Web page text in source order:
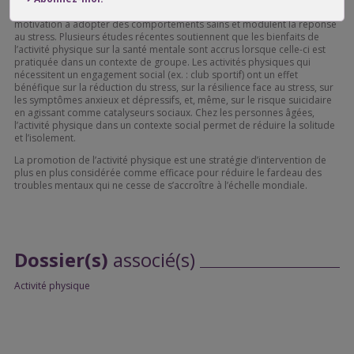
motivation à adopter des comportements sains et modulent la réponse
au stress. Plusieurs études récentes soutiennent que les bienfaits de
l’activité physique sur la santé mentale sont accrus lorsque celle-ci est
pratiquée dans un contexte de groupe. Les activités physiques qui
nécessitent un engagement social (ex. : club sportif) ont un effet
bénéfique sur la réduction du stress, sur la résilience face au stress, sur
les symptômes anxieux et dépressifs, et, même, sur le risque suicidaire
en agissant comme catalyseurs sociaux. Chez les personnes âgées,
l’activité physique dans un contexte social permet de réduire la solitude
et l’isolement.
La promotion de l’activité physique est une stratégie d’intervention de
plus en plus considérée comme efficace pour réduire le fardeau des
troubles mentaux qui ne cesse de s’accroître à l’échelle mondiale.
Dossier(s) associé(s)
Activité physique